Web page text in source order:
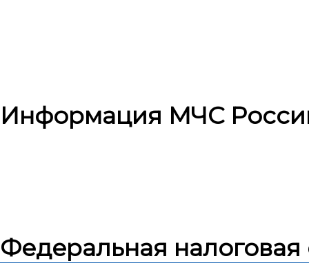
Информация МЧС
Федеральная налоговая